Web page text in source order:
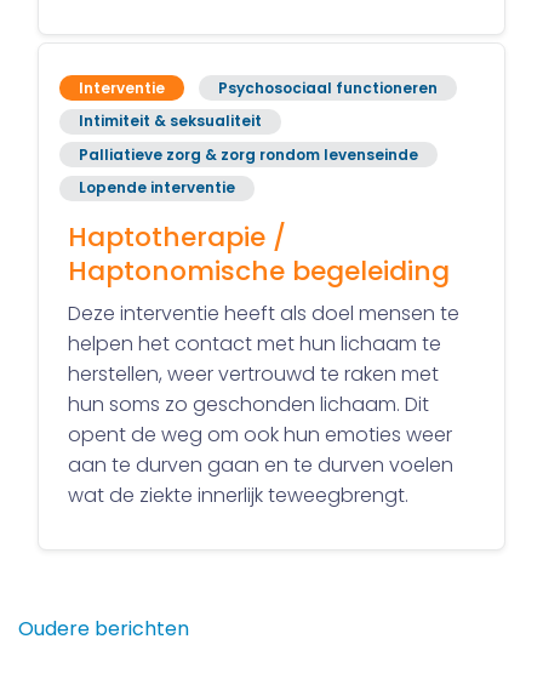
Interventie
Psychosociaal functioneren
Intimiteit & seksualiteit
Palliatieve zorg & zorg rondom levenseinde
Lopende interventie
Haptotherapie /
Haptonomische begeleiding
Deze interventie heeft als doel mensen te
helpen het contact met hun lichaam te
herstellen, weer vertrouwd te raken met
hun soms zo geschonden lichaam. Dit
opent de weg om ook hun emoties weer
aan te durven gaan en te durven voelen
wat de ziekte innerlijk teweegbrengt.
Berichtennavigatie
Oudere berichten